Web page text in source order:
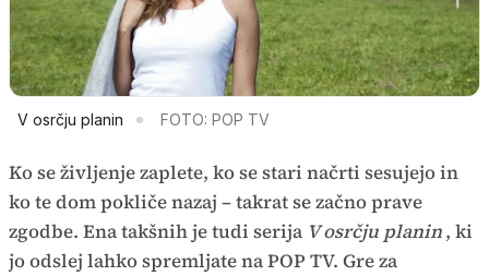
V osrčju planin FOTO: POP TV
Ko se življenje zaplete, ko se stari načrti sesujejo in
ko te dom pokliče nazaj – takrat se začno prave
zgodbe. Ena takšnih je tudi serija V osrčju planin, ki
jo odslej lahko spremljate na POP TV. Gre za